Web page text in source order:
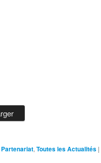
Partenariat,Toutes les Actualités |